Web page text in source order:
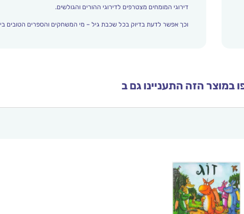
דירוגי המומחים מצטרפים לדירוגי ההורים והגולשים.
וכך אפשר לדעת בדיוק בכל שכבת גיל – מי המשחקים והספרים הטובים
במוצר הזה התעניינו גם ב